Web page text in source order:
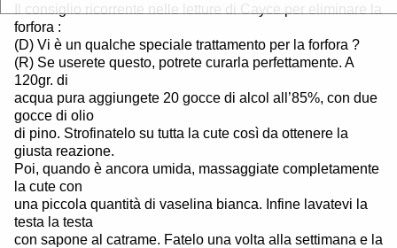
Il consiglio ricorrente nelle letture di Cayce per eliminare la
forfora :
(D) Vi è un qualche speciale trattamento per la forfora ?
(R) Se userete questo, potrete curarla perfettamente. A
120gr. di
acqua pura aggiungete 20 gocce di alcol all’85%, con due
gocce di olio
di pino. Strofinatelo su tutta la cute così da ottenere la
giusta reazione.
Poi, quando è ancora umida, massaggiate completamente
la cute con
una piccola quantità di vaselina bianca. Infine lavatevi la
testa la testa
con sapone al catrame. Fatelo una volta alla settimana e la